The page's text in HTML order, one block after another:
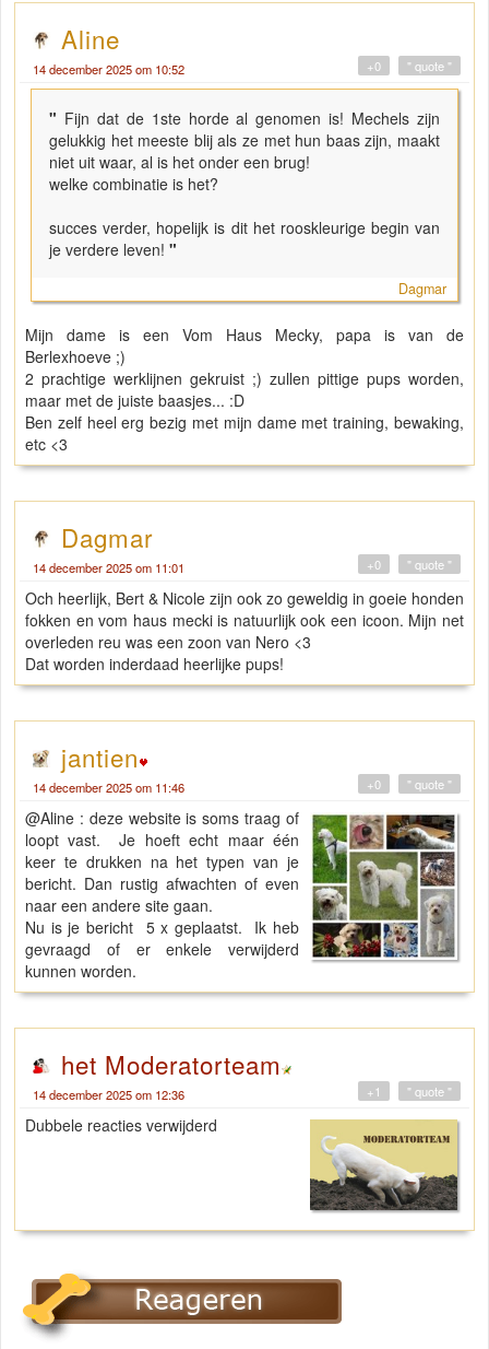
Aline
14 december 2025 om 10:52 " quote "
+0
" Fijn dat de 1ste horde al genomen is! Mechels zijn
gelukkig het meeste blij als ze met hun baas zijn, maakt
niet uit waar, al is het onder een brug!
welke combinatie is het?
succes verder, hopelijk is dit het rooskleurige begin van
je verdere leven! "
Dagmar
Mijn dame is een Vom Haus Mecky, papa is van de
Berlexhoeve ;)
2 prachtige werklijnen gekruist ;) zullen pittige pups worden,
maar met de juiste baasjes... :D
Ben zelf heel erg bezig met mijn dame met training, bewaking,
etc <3
Dagmar
14 december 2025 om 11:01 " quote "
+0
Och heerlijk, Bert & Nicole zijn ook zo geweldig in goeie honden
fokken en vom haus mecki is natuurlijk ook een icoon. Mijn net
overleden reu was een zoon van Nero <3
Dat worden inderdaad heerlijke pups!
jantien
14 december 2025 om 11:46 " quote "
+0
@Aline : deze website is soms traag of
loopt vast. Je hoeft echt maar één
keer te drukken na het typen van je
bericht. Dan rustig afwachten of even
naar een andere site gaan.
Nu is je bericht 5 x geplaatst. Ik heb
gevraagd of er enkele verwijderd
kunnen worden.
het Moderatorteam
14 december 2025 om 12:36 " quote "
+1
Dubbele reacties verwijderd